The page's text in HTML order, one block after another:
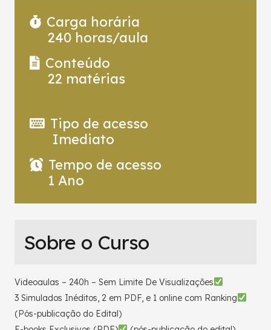
Carga horária
240 horas/aula
Conteúdo
22 matérias
Tipo de acesso
Imediato
Tempo de acesso
1 Ano
Sobre o Curso
Videoaulas – 240h – Sem Limite De Visualizações
3 Simulados Inéditos, 2 em PDF, e 1 online com Ranking
(Pós-publicação do Edital)